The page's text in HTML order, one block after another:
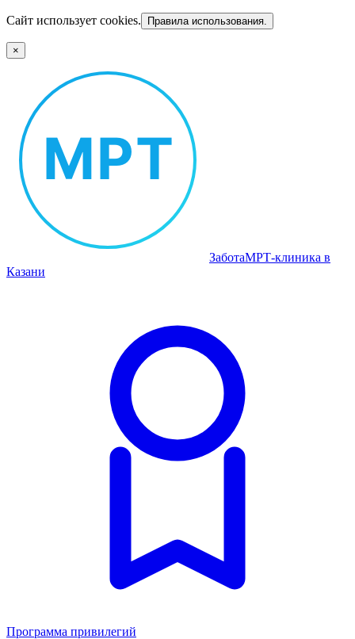
Сайт использует cookies. Правила использования.
×
ЗаботаМРТ‑клиника в
Казани
Программа привилегий